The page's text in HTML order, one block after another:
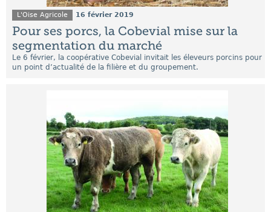
L'Oise Agricole 16 février 2019
Pour ses porcs, la Cobevial mise sur la
segmentation du marché
Le 6 février, la coopérative Cobevial invitait les éleveurs porcins pour
un point d’actualité de la filière et du groupement.